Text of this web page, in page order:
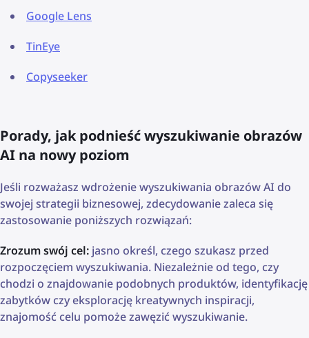
Google Lens
TinEye
Copyseeker
Porady, jak podnieść wyszukiwanie obrazów
AI na nowy poziom
Jeśli rozważasz wdrożenie wyszukiwania obrazów AI do
swojej strategii biznesowej, zdecydowanie zaleca się
zastosowanie poniższych rozwiązań:
Zrozum swój cel: jasno określ, czego szukasz przed
rozpoczęciem wyszukiwania. Niezależnie od tego, czy
chodzi o znajdowanie podobnych produktów, identyfikację
zabytków czy eksplorację kreatywnych inspiracji,
znajomość celu pomoże zawęzić wyszukiwanie.